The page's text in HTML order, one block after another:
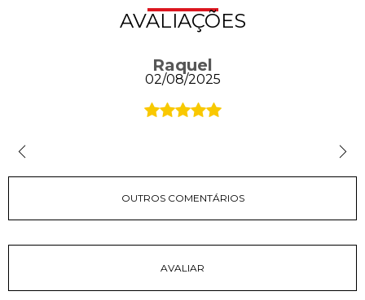
AVALIAÇÕES
Raquel
02/08/2025
OUTROS COMENTÁRIOS